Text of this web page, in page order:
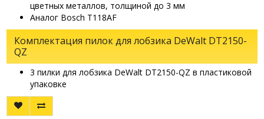
цветных металлов, толщиной до 3 мм
Аналог Bosch T118AF
Комплектация пилок для лобзика DeWalt DT2150-
QZ
3 пилки для лобзика DeWalt DT2150-QZ в пластиковой
упаковке